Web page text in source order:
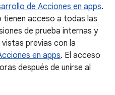
de Acciones en apps.
tienen acceso a todas las
de prueba internas y
previas con la
en apps. El acceso
después de unirse al